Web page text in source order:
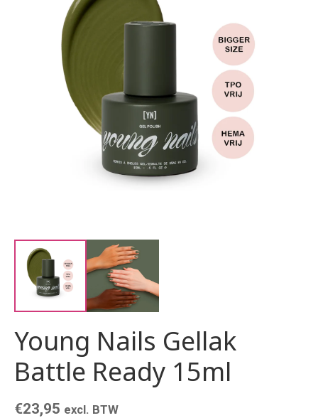
Young Nails Gellak
Battle Ready 15ml
€23,95 excl. BTW